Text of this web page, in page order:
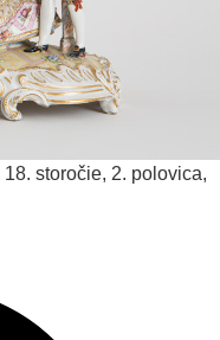
18. storočie, 2. polovica,